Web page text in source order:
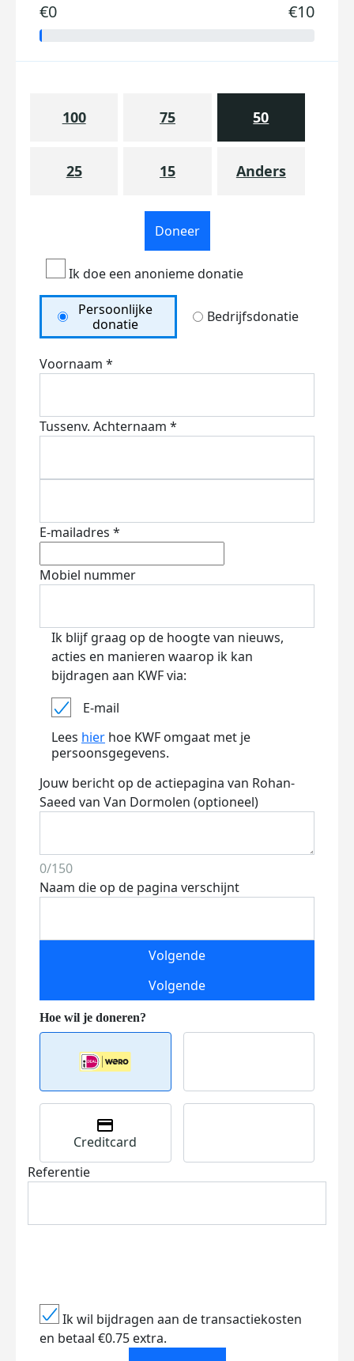
€0 €10
100 75 50
25 15 Anders
Doneer
Ik doe een anonieme donatie
Persoonlijke
donatie
Bedrijfsdonatie
Voornaam *
Tussenv. Achternaam *
E-mailadres *
Mobiel nummer
Ik blijf graag op de hoogte van nieuws,
acties en manieren waarop ik kan
bijdragen aan KWF via:
E-mail
Lees hier hoe KWF omgaat met je
persoonsgegevens.
Jouw bericht op de actiepagina van Rohan-
Saeed van Van Dormolen (optioneel)
0/150
Naam die op de pagina verschijnt
Volgende
Volgende
Creditcard
Referentie
Ik wil bijdragen aan de transactiekosten
en betaal €0.75 extra.